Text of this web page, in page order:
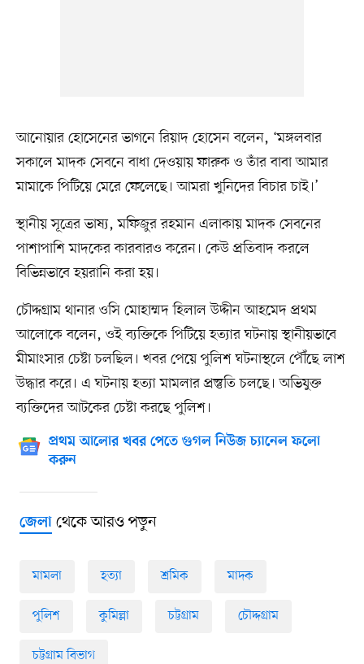
আনোয়ার হোসেনের ভাগনে রিয়াদ হোসেন বলেন, ‘মঙ্গলবার
সকালে মাদক সেবনে বাধা দেওয়ায় ফারুক ও তাঁর বাবা আমার
মামাকে পিটিয়ে মেরে ফেলেছে। আমরা খুনিদের বিচার চাই।’
স্থানীয় সূত্রের ভাষ্য, মফিজুর রহমান এলাকায় মাদক সেবনের
পাশাপাশি মাদকের কারবারও করেন। কেউ প্রতিবাদ করলে
বিভিন্নভাবে হয়রানি করা হয়।
চৌদ্দগ্রাম থানার ওসি মোহাম্মদ হিলাল উদ্দীন আহমেদ প্রথম
আলোকে বলেন, ওই ব্যক্তিকে পিটিয়ে হত্যার ঘটনায় স্থানীয়ভাবে
মীমাংসার চেষ্টা চলছিল। খবর পেয়ে পুলিশ ঘটনাস্থলে পৌঁছে লাশ
উদ্ধার করে। এ ঘটনায় হত্যা মামলার প্রস্তুতি চলছে। অভিযুক্ত
ব্যক্তিদের আটকের চেষ্টা করছে পুলিশ।
প্রথম আলোর খবর পেতে গুগল নিউজ চ্যানেল ফলো
করুন
জেলাথেকে আরও পড়ুন
মামলা হত্যা শ্রমিক মাদক
পুলিশ কুমিল্লা চট্টগ্রাম চৌদ্দগ্রাম
চট্টগ্রাম বিভাগ